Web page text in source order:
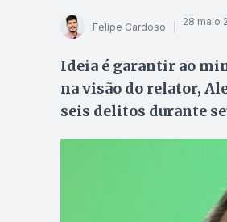
Felipe Cardoso 28 maio
Ideia é garantir ao
na visão do relator,
seis delitos durante